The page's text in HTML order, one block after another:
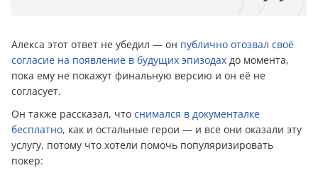
Алекса этот ответ не убедил — он публично отозвал своё
согласие на появление в будущих эпизодах до момента,
пока ему не покажут финальную версию и он её не
согласует.
Он также рассказал, что снимался в документалке
бесплатно, как и остальные герои — и все они оказали эту
услугу, потому что хотели помочь популяризировать
покер: